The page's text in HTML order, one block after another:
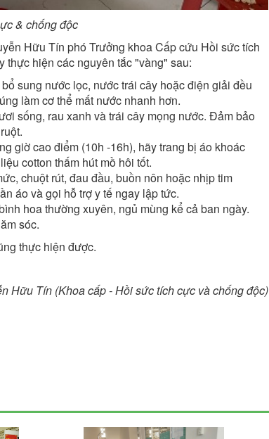
& chống độc
Hữu Tín phó Trưởng khoa Cấp cứu Hồi sức tích
hiện các nguyên tắc "vàng" sau:
sung nước lọc, nước trái cây hoặc điện giải đều
làm cơ thể mất nước nhanh hơn.
sống, rau xanh và trái cây mọng nước. Đảm bảo
giờ cao điểm (10h -16h), hãy trang bị áo khoác
cotton thấm hút mồ hôi tốt.
chuột rút, đau đầu, buồn nôn hoặc nhịp tim
áo và gọi hỗ trợ y tế ngay lập tức.
hoa thường xuyên, ngủ mùng kể cả ban ngày.
sóc.
thực hiện được.
Hữu Tín (Khoa cấp - Hồi sức tích cực và chống độc)